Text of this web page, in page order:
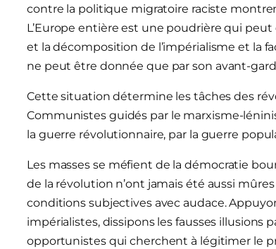
contre la politique migratoire raciste
L’Europe entière est une poudrière qui
et la décomposition de l’impérialisme et la
ne peut être donnée que par son avant-
Cette situation détermine les tâches des
Communistes guidés par le marxisme-
la guerre révolutionnaire, par la guerre
Les masses se méfient de la démocratie
de la révolution n’ont jamais été aussi
conditions subjectives avec audace.
impérialistes, dissipons les fausses illusions
opportunistes qui cherchent à légitimer le